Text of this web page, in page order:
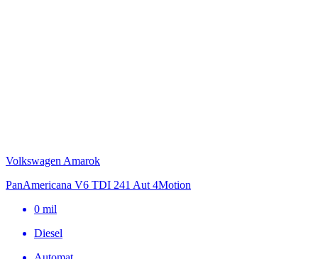
Volkswagen Amarok
PanAmericana V6 TDI 241 Aut 4Motion
0 mil
Diesel